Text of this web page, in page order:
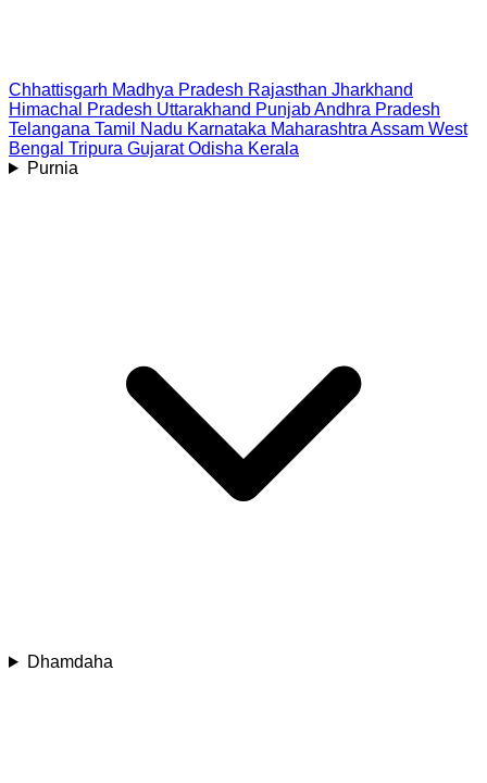
Chhattisgarh Madhya Pradesh Rajasthan Jharkhand
Himachal Pradesh Uttarakhand PunjabAndhra Pradesh
Telangana Tamil Nadu Karnataka Maharashtra Assam West
Bengal Tripura Gujarat Odisha Kerala
Purnia
Dhamdaha